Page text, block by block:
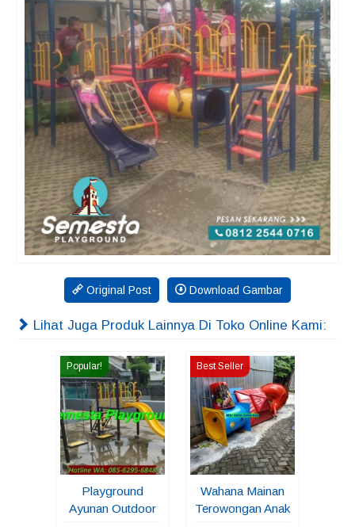
Original Post Download Gambar
Lihat Juga Produk Lainnya Di Toko Online Kami:
Popular!
Playground
Ayunan Outdoor
Best Seller
Wahana Mainan
Terowongan Anak